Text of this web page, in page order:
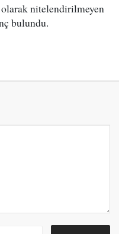
nitelendirilmeyen
bulundu.